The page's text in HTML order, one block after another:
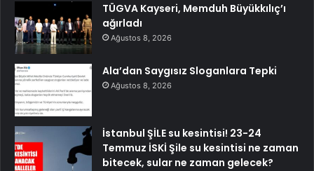
TÜGVA Kayseri, Memduh Büyükkılıç’ı
ağırladı
Ağustos 8, 2026
Ala’dan Saygısız Sloganlara Tepki
Ağustos 8, 2026
İstanbul ŞİLE su kesintisi! 23-24
Temmuz İSKİ Şile su kesintisi ne zaman
bitecek, sular ne zaman gelecek?